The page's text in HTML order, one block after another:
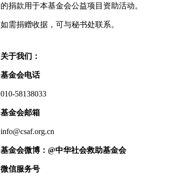
的捐款用于本基金会公益项目资助活动。
如需捐赠收据，可与秘书处联系。
关于我们：
基金会电话
010-58138033
基金会邮箱
info@csaf.org.cn
基金会微博：@中华社会救助基金会
微信服务号